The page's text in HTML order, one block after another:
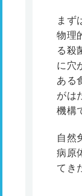
まず
物理
る殺
に穴
ある
がは
機構
自然
病原
てき